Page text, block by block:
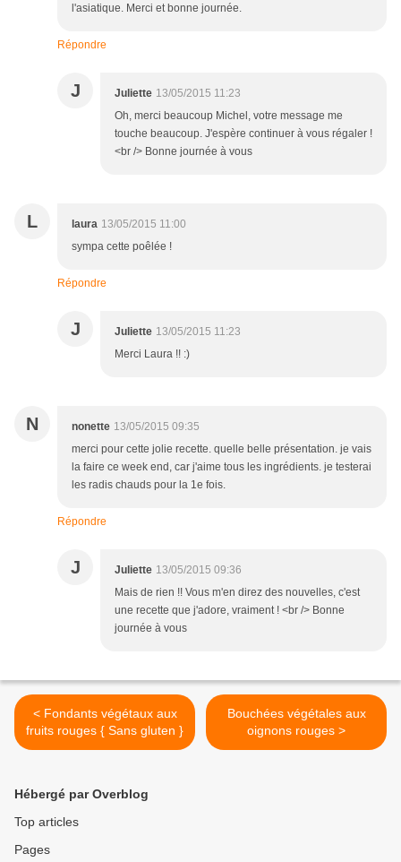
l'asiatique. Merci et bonne journée.
Répondre
J Juliette 13/05/2015 11:23
Oh, merci beaucoup Michel, votre message me
touche beaucoup. J'espère continuer à vous régaler !
<br /> Bonne journée à vous
L laura 13/05/2015 11:00
sympa cette poêlée !
Répondre
J Juliette 13/05/2015 11:23
Merci Laura !! :)
N nonette 13/05/2015 09:35
merci pour cette jolie recette. quelle belle présentation. je vais
la faire ce week end, car j'aime tous les ingrédients. je testerai
les radis chauds pour la 1e fois.
Répondre
J Juliette 13/05/2015 09:36
Mais de rien !! Vous m'en direz des nouvelles, c'est
une recette que j'adore, vraiment ! <br /> Bonne
journée à vous
< Fondants végétaux aux
fruits rouges { Sans gluten }
Bouchées végétales aux
oignons rouges >
Hébergé par Overblog
Top articles
Pages